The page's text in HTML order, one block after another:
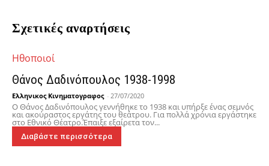
Σχετικές αναρτήσεις
Hθοποιοί
Θάνος Δαδινόπουλος 1938-1998
Ελληνικος Κινηματογραφος - 27/07/2020
Ο Θάνος Δαδινόπουλος γεννήθηκε το 1938 και υπήρξε ένας σεμνός
και ακούραστος εργάτης του θεάτρου. Για πολλά χρόνια εργάστηκε
στο Εθνικό Θέατρο.Έπαιξε εξαίρετα τον...
Διαβάστε περισσότερα